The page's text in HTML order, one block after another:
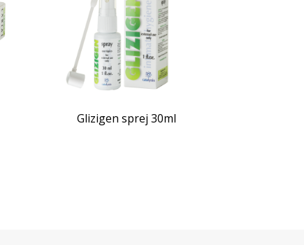
Glizigen sprej 30ml